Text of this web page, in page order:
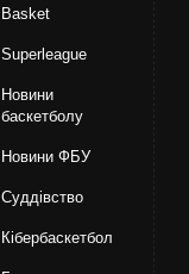
Basket
Superleague
Новини
баскетболу
Новини ФБУ
Суддівство
Кібербаскетбол